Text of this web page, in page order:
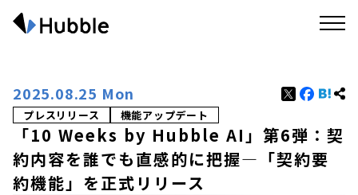
2025.08.25 Mon
プレスリリース 機能アップデート
「10 Weeks by Hubble AI」第6弾：契
約内容を誰でも直感的に把握―「契約要
約機能」を正式リリース